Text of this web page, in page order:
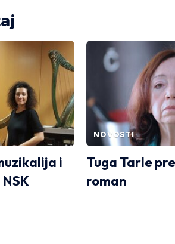
i
NOVOSTI
Tuga Tarle
roman